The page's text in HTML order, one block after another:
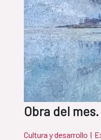
Obra del
Cultura y desarrollo |